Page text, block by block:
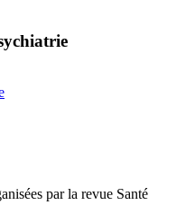
par la revue Santé